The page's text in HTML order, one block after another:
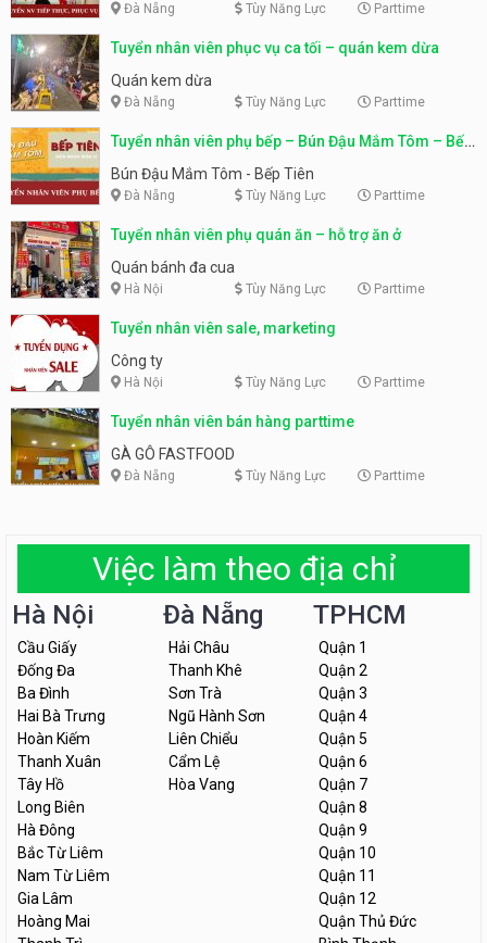
Đà Nẵng Tùy Năng Lực Parttime
Tuyển nhân viên phục vụ ca tối – quán kem dừa
Quán kem dừa
Đà Nẵng Tùy Năng Lực Parttime
Tuyển nhân viên phụ bếp – Bún Đậu Mắm Tôm – Bếp
Tiên
Bún Đậu Mắm Tôm - Bếp Tiên
Đà Nẵng Tùy Năng Lực Parttime
Tuyển nhân viên phụ quán ăn – hỗ trợ ăn ở
Quán bánh đa cua
Hà Nội Tùy Năng Lực Parttime
Tuyển nhân viên sale, marketing
Công ty
Hà Nội Tùy Năng Lực Parttime
Tuyển nhân viên bán hàng parttime
GÀ GÔ FASTFOOD
Đà Nẵng Tùy Năng Lực Parttime
Việc làm theo địa chỉ
Hà Nội
Cầu Giấy
Đống Đa
Ba Đình
Hai Bà Trưng
Hoàn Kiếm
Thanh Xuân
Tây Hồ
Long Biên
Hà Đông
Bắc Từ Liêm
Nam Từ Liêm
Gia Lâm
Hoàng Mai
Đà Nẵng
Hải Châu
Thanh Khê
Sơn Trà
Ngũ Hành Sơn
Liên Chiểu
Cẩm Lệ
Hòa Vang
TPHCM
Quận 1
Quận 2
Quận 3
Quận 4
Quận 5
Quận 6
Quận 7
Quận 8
Quận 9
Quận 10
Quận 11
Quận 12
Quận Thủ Đức